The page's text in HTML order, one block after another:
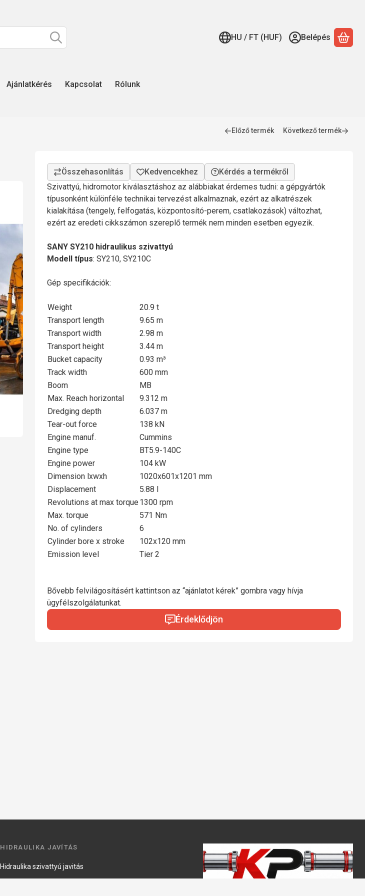
HU / FT (HUF) Belépés A
Ajánlatkérés Kapcsolat Rólunk
Előző termék Következő termék
Kérdés a termékről
Szivattyú, hidromotor kiválasztáshoz az alábbiakat érdemes tudni: a gépgyártók
típusonként különféle technikai tervezést alkalmaznak, ezért az alkatrészek
kialakítása (tengely, felfogatás, központosító-perem, csatlakozások) változhat,
ezért az eredeti cikkszámon szereplő termék nem minden esetben egyezik.
SANY SY210 hidraulikus szivattyú
Modell típus: SY210, SY210C
Gép specifikációk:
Weight
20.9 t
Transport length
9.65 m
Transport width
2.98 m
Transport height
3.44 m
Bucket capacity
0.93 m³
Track width
600 mm
Boom
MB
Max. Reach horizontal
9.312 m
Dredging depth
6.037 m
Tear-out force
138 kN
Engine manuf.
Cummins
Engine type
BT5.9-140C
Engine power
104 kW
Dimension lxwxh
1020x601x1201 mm
Displacement
5.88 l
Revolutions at max torque 1300 rpm
Max. torque
571 Nm
No. of cylinders
6
Cylinder bore x stroke
102x120 mm
Emission level
Tier 2
Bővebb felvilágosításért kattintson az “ajánlatot kérek” gombra vagy hívja
ügyfélszolgálatunkat.
Érdeklődjön
HIDRAULIKA JAVÍTÁS
Hidraulika szivattyú javitás